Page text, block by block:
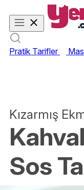
Pratik Tarifler
Kızarmış
Sos